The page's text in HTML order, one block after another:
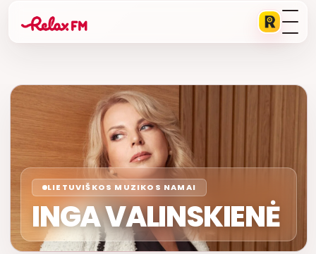
LIETUVIŠKOS MUZIKOS NAMAI
INGA VALINSKIENĖ